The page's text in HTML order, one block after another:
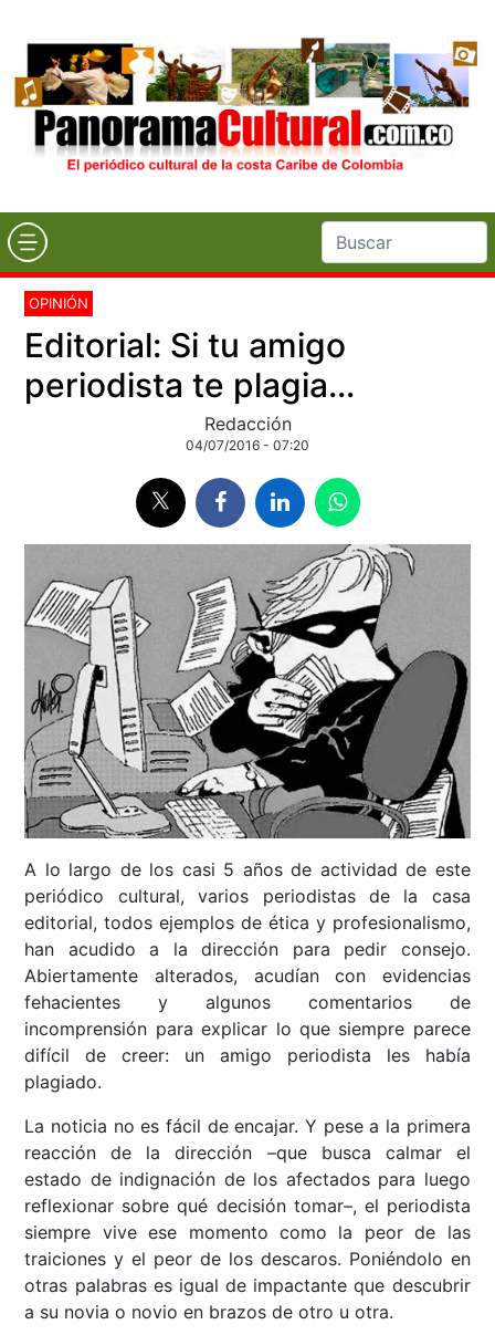
OPINIÓN
Editorial: Si tu amigo
periodista te plagia…
Redacción
04/07/2016 - 07:20
A lo largo de los casi 5 años de actividad de este
periódico cultural, varios periodistas de la casa
editorial, todos ejemplos de ética y profesionalismo,
han acudido a la dirección para pedir consejo.
Abiertamente alterados, acudían con evidencias
fehacientes y algunos comentarios de
incomprensión para explicar lo que siempre parece
difícil de creer: un amigo periodista les había
plagiado.
La noticia no es fácil de encajar. Y pese a la primera
reacción de la dirección –que busca calmar el
estado de indignación de los afectados para luego
reflexionar sobre qué decisión tomar–, el periodista
siempre vive ese momento como la peor de las
traiciones y el peor de los descaros. Poniéndolo en
otras palabras es igual de impactante que descubrir
a su novia o novio en brazos de otro u otra.